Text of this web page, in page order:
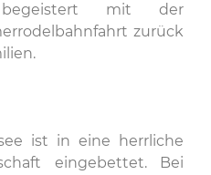
begeistert mit der
zurück
ist in eine herrliche
eingebettet. Bei